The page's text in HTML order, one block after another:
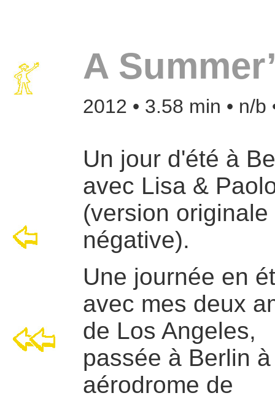
A
2012 • 3.58 min • n/b
Un jour d'été à
avec Lisa &
(version originale
négative).
Une journée en
avec mes deux
de Los Angeles,
passée à Berlin
aérodrome de